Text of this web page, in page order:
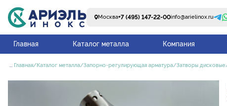
Москва+7 (495) 147-22-00info@arielinox.ru
Главная Каталог металла Компания
... Главная Каталог металла Запорно-регулирующая арматура Затворы дисковые